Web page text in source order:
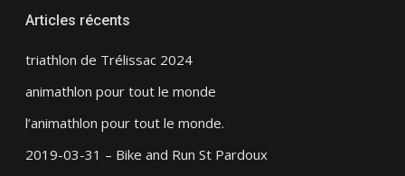
Articles récents
triathlon de Trélissac 2024
animathlon pour tout le monde
l’animathlon pour tout le monde.
2019-03-31 – Bike and Run St Pardoux